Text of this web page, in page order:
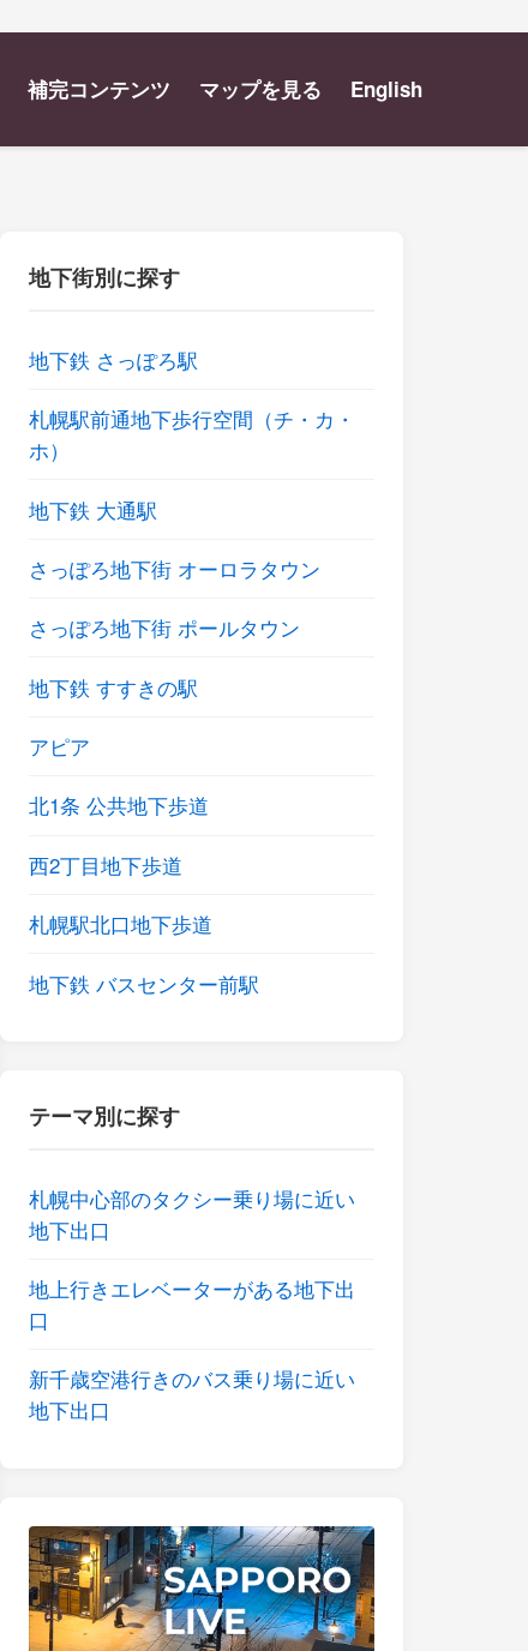
補完コンテンツ マップを見る English
地下街別に探す
地下鉄 さっぽろ駅
札幌駅前通地下歩行空間（チ・カ・
ホ）
地下鉄 大通駅
さっぽろ地下街 オーロラタウン
さっぽろ地下街 ポールタウン
地下鉄 すすきの駅
アピア
北1条 公共地下歩道
西2丁目地下歩道
札幌駅北口地下歩道
地下鉄 バスセンター前駅
テーマ別に探す
札幌中心部のタクシー乗り場に近い
地下出口
地上行きエレベーターがある地下出
口
新千歳空港行きのバス乗り場に近い
地下出口